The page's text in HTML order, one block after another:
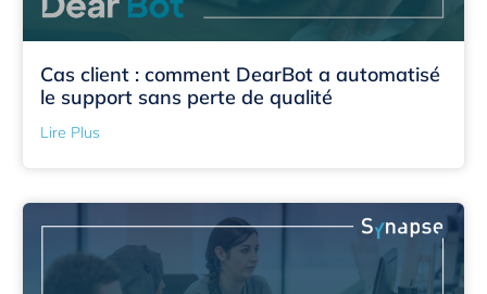
Cas client : comment DearBot a automatisé
le support sans perte de qualité
Lire Plus